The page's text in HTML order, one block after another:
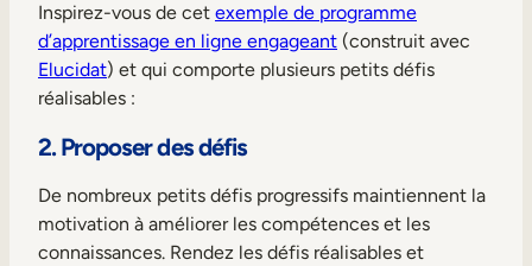
Inspirez-vous de cet exemple de programme
d’apprentissage en ligne engageant (construit avec
Elucidat) et qui comporte plusieurs petits défis
réalisables :
2. Proposer des défis
De nombreux petits défis progressifs maintiennent la
motivation à améliorer les compétences et les
connaissances. Rendez les défis réalisables et